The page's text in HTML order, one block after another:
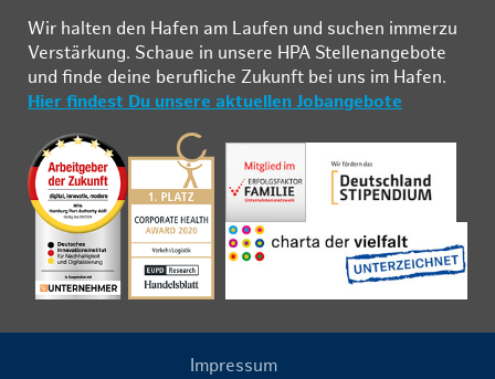
Wir hal­ten den Ha­fen am Lau­fen und su­chen im­mer­zu
Ver­stär­kung. Schau­e in un­se­re HPA Stel­len­an­ge­bo­te
und fin­de deine be­ruf­li­che Zu­kunft bei uns im Ha­fen.
Hier findest Du unsere aktuellen Jobangebote
Impressum